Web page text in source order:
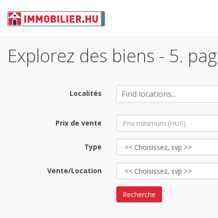
Explorez des biens - 5.
Localités
Prix de vente
Type
Vente/Location
Recherche